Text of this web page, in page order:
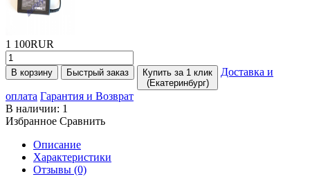
1 100RUR
В корзину Быстрый заказ
Купить за 1 клик
(Екатеринбург)
Доставка и
оплата Гарантия и Возврат
В наличии: 1
Избранное Сравнить
Описание
Характеристики
Отзывы (0)